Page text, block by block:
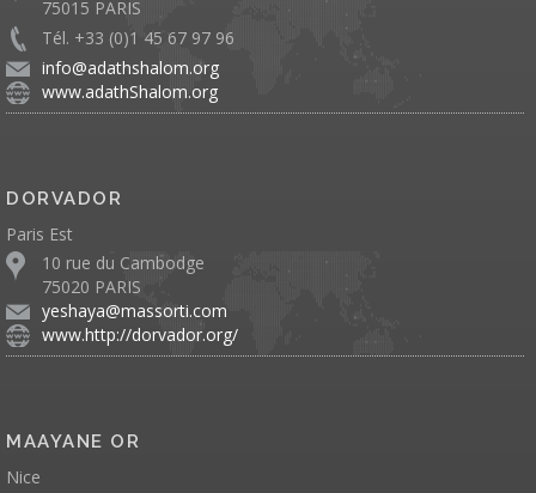
75015 PARIS
Tél. +33 (0)1 45 67 97 96
info@adathshalom.org
www.adathShalom.org
DORVADOR
Paris Est
10 rue du Cambodge
75020 PARIS
yeshaya@massorti.com
www.http://dorvador.org/
MAAYANE OR
Nice